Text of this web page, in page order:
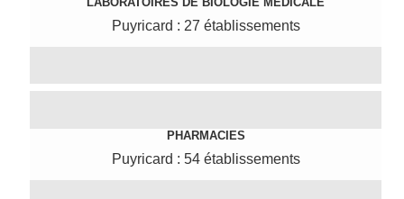
Puyricard : 27 établissements
PHARMACIES
Puyricard : 54 établissements